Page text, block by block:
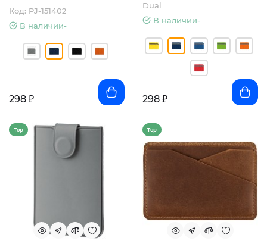
Код: PJ-151402
В наличии-
298 ₽
Dual
В наличии-
298 ₽
Top Top